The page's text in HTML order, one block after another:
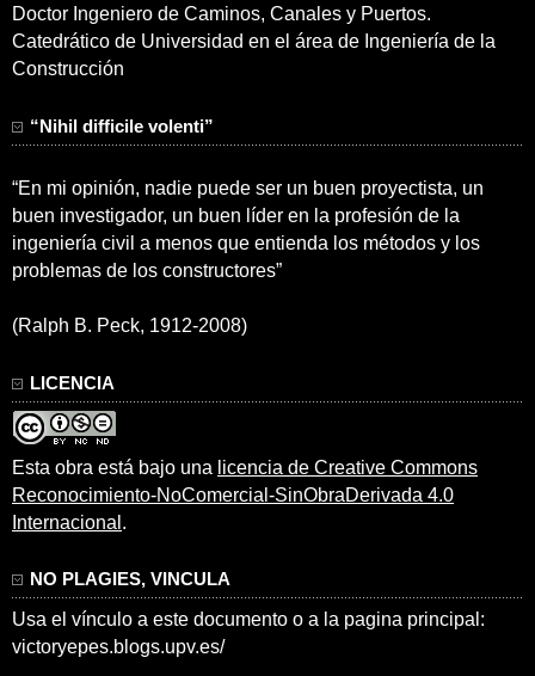
Doctor Ingeniero de Caminos, Canales y Puertos.
Catedrático de Universidad en el área de Ingeniería de la
Construcción
“Nihil difficile volenti”
“En mi opinión, nadie puede ser un buen proyectista, un
buen investigador, un buen líder en la profesión de la
ingeniería civil a menos que entienda los métodos y los
problemas de los constructores”
(Ralph B. Peck, 1912-2008)
LICENCIA
Esta obra está bajo una licencia de Creative Commons
Reconocimiento-NoComercial-SinObraDerivada 4.0
Internacional .
NO PLAGIES, VINCULA
Usa el vínculo a este documento o a la pagina principal:
victoryepes.blogs.upv.es/